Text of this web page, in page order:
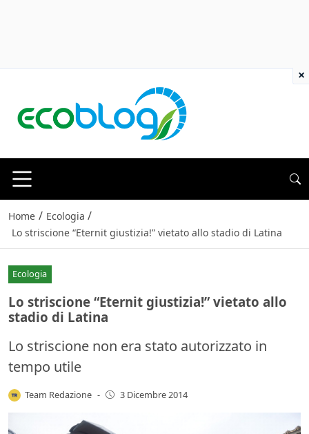
Home / Ecologia /
Lo striscione “Eternit giustizia!” vietato allo stadio di Latina
Ecologia
Lo striscione “Eternit giustizia!” vietato allo
stadio di Latina
Lo striscione non era stato autorizzato in
tempo utile
Team Redazione - 3 Dicembre 2014
×